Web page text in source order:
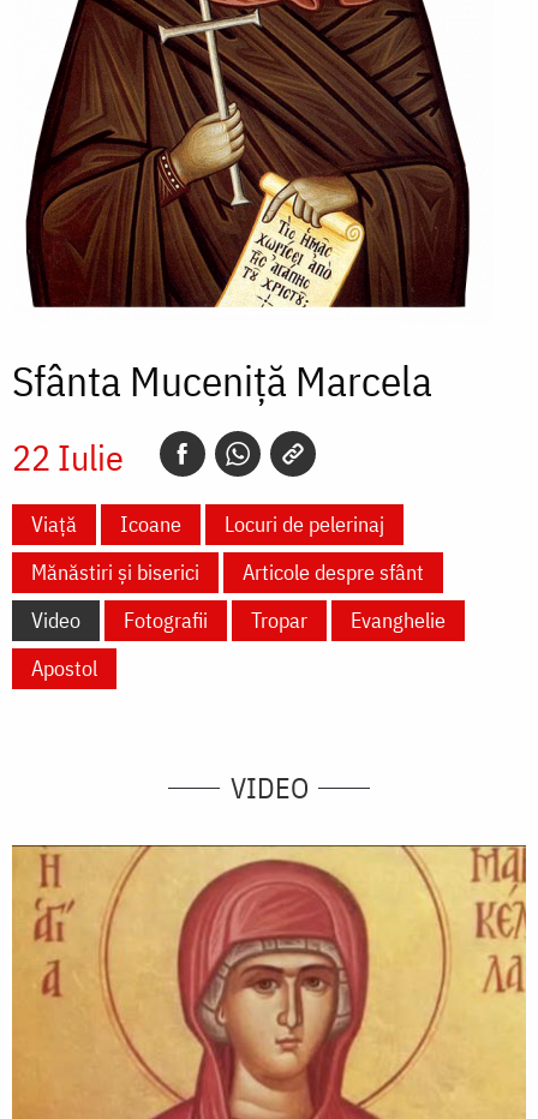
Sfânta Muceniță Marcela
22 Iulie
Viață Icoane
Locuri de pelerinaj
Mănăstiri și biserici
Articole despre sfânt
Video
Fotografii Tropar
Evanghelie
Apostol
VIDEO